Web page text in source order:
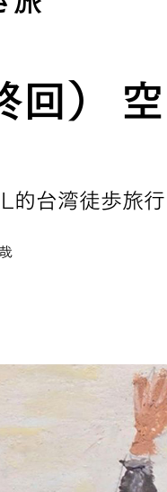
補
回）
的台湾徒歩旅行